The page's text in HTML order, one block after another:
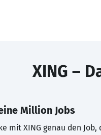
XING –
Million Jobs
mit XING genau den